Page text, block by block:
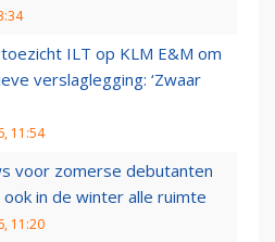
ILT op KLM E&M om
verslaglegging: ‘Zwaar
11:54
voor zomerse debutanten
ook in de winter alle ruimte
11:20